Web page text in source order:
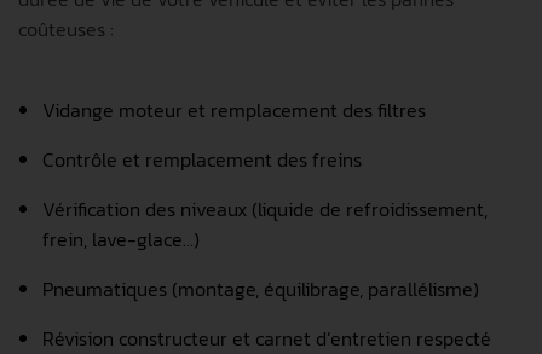
coûteuses :
Vidange moteur et remplacement des filtres
Contrôle et remplacement des freins
Vérification des niveaux (liquide de refroidissement,
frein, lave-glace…)
Pneumatiques (montage, équilibrage, parallélisme)
Révision constructeur et carnet d’entretien respecté